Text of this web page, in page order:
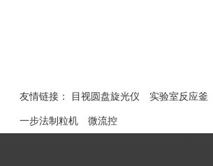
友情链接： 目视圆盘旋光仪 实验室反应釜
一步法制粒机 微流控